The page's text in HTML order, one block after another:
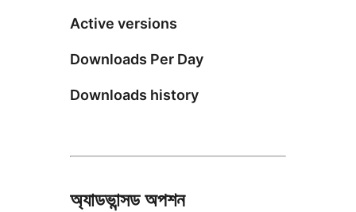
Active versions
Downloads Per Day
Downloads history
অ্যাডভান্সড অপশন